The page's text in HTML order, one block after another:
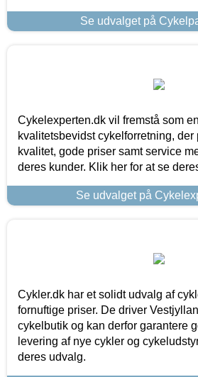
Se udvalget på
Cykelexperten.dk vil fremstå som
kvalitetsbevidst cykelforretning, der
kvalitet, gode priser samt service
deres kunder. Klik her for at se
Se udvalget på
Cykler.dk har et solidt udvalg af
fornuftige priser. De driver
cykelbutik og kan derfor garantere
levering af nye cykler og
deres udvalg.